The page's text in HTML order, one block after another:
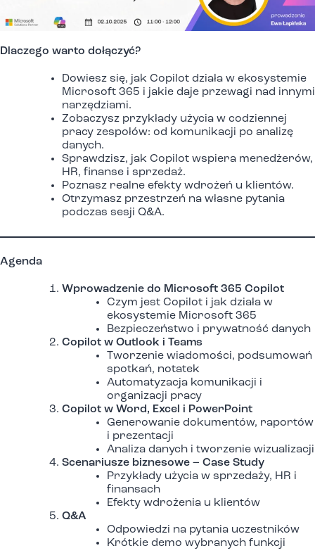
Dlaczego warto dołączyć?
Dowiesz się, jak Copilot działa w ekosystemie
Microsoft 365 i jakie daje przewagi nad innymi
narzędziami.
Zobaczysz przykłady użycia w codziennej
pracy zespołów: od komunikacji po analizę
danych.
Sprawdzisz, jak Copilot wspiera menedżerów,
HR, finanse i sprzedaż.
Poznasz realne efekty wdrożeń u klientów.
Otrzymasz przestrzeń na własne pytania
podczas sesji Q&A.
Agenda
Wprowadzenie do Microsoft 365 Copilot
Czym jest Copilot i jak działa w
ekosystemie Microsoft 365
Bezpieczeństwo i prywatność danych
Copilot w Outlook i Teams
Tworzenie wiadomości, podsumowań
spotkań, notatek
Automatyzacja komunikacji i
organizacji pracy
Copilot w Word, Excel i PowerPoint
Generowanie dokumentów, raportów
i prezentacji
Analiza danych i tworzenie wizualizacji
Scenariusze biznesowe – Case Study
Przykłady użycia w sprzedaży, HR i
finansach
Efekty wdrożenia u klientów
Q&A
Odpowiedzi na pytania uczestników
Krótkie demo wybranych funkcji